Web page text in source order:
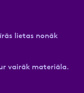
lietas nonāk
vairāk materiāla.